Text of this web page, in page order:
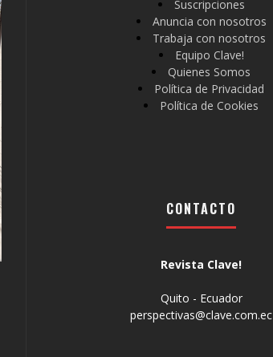
Suscripciones
Anuncia con nosotros
Trabaja con nosotros
Equipo Clave!
Quienes Somos
Política de Privacidad
Política de Cookies
CONTACTO
Revista Clave!
Quito - Ecuador
perspectivas@clave.com.ec